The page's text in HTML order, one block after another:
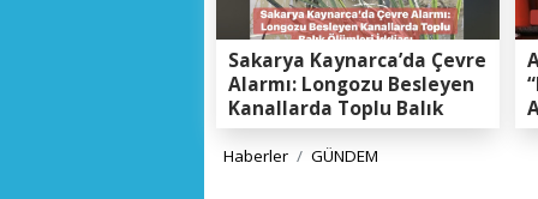
Sakarya Kaynarca’da Çevre
Alarmı: Longozu Besleyen
Kanallarda Toplu Balık
Ölümleri Gerçeği
Haberler GÜNDEM